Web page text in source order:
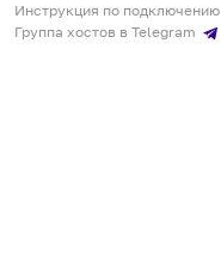
Инструкция по подключению
Группа хостов в Telegram